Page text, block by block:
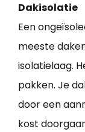
Dakisolatie
Een
meeste
isolatielaag.
pakken. Je
door een
kost